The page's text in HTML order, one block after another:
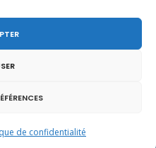
de confidentialité
de confidentialité